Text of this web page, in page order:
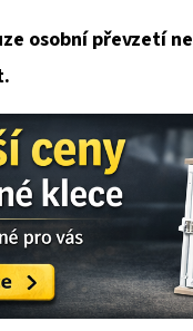
osobní převzetí